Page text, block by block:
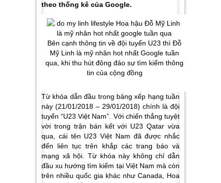
theo thống kê của Google.
Bên cạnh thông tin về đội tuyển U23 thì Đỗ
Mỹ Linh là mỹ nhân hot nhất Google tuần
qua, khi thu hút đông đảo sự tìm kiếm thông
tin của cộng đồng
Từ khóa dẫn đầu trong bảng xếp hạng tuần
này (21/01/2018 – 29/01/2018) chính là đội
tuyển “U23 Việt Nam”. Với chiến thắng tuyệt
vời trong trận bán kết với U23 Qatar vừa
qua, cái tên U23 Việt Nam đã được nhắc
đến liên tục trên khắp các trang báo và
mạng xã hội. Từ khóa này không chỉ dẫn
đầu xu hướng tìm kiếm tại Việt Nam mà còn
trên nhiều quốc gia khác như Canada, Hoa